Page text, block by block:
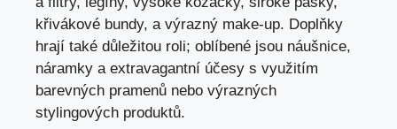
křivákové bundy, a výrazný make-up. Doplňky
hrají také důležitou roli; oblíbené jsou náušnice,
náramky a extravagantní účesy s využitím
barevných pramenů nebo výrazných
stylingových produktů.